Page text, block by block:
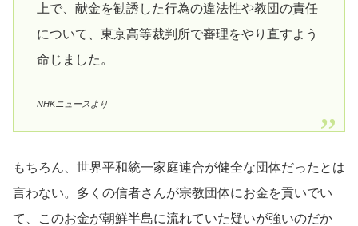
上で、献金を勧誘した行為の違法性や教団の責任
について、東京高等裁判所で審理をやり直すよう
命じました。
NHKニュースより
もちろん、世界平和統一家庭連合が健全な団体だったとは
言わない。多くの信者さんが宗教団体にお金を貢いでい
て、このお金が朝鮮半島に流れていた疑いが強いのだか